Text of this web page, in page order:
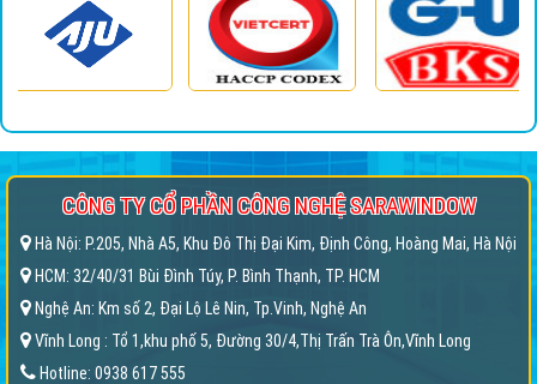
CÔNG TY CỔ PHẦN CÔNG NGHỆ SARAWINDOW
Hà Nội: P.205, Nhà A5, Khu Đô Thị Đại Kim, Định Công, Hoàng Mai, Hà Nội
HCM: 32/40/31 Bùi Đình Túy, P. Bình Thạnh, TP. HCM
Nghệ An: Km số 2, Đại Lộ Lê Nin, Tp.Vinh, Nghệ An
Vĩnh Long : Tổ 1,khu phố 5, Đường 30/4,Thị Trấn Trà Ôn,Vĩnh Long
Hotline: 0938 617 555